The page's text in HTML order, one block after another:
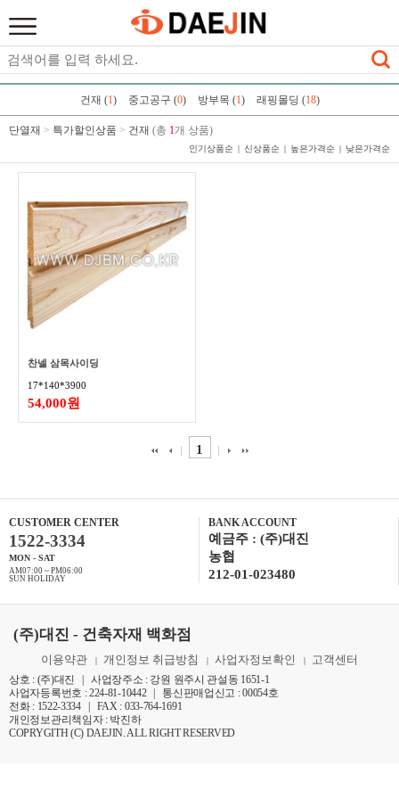
건재 (1) 중고공구 (0) 방부목 (1) 래핑몰딩 (18)
단열재 > 특가할인상품 > 건재 (총 1 개 상품)
인기상품순 신상품순 높은가격순 낮은가격순
찬넬 삼목사이딩
17*140*3900
54,000원
1
CUSTOMER CENTER
1522-3334
MON - SAT
AM07:00 ~ PM06:00
SUN HOLIDAY
BANK ACCOUNT
예금주 : (주)대진
농협
212-01-023480
(주)대진 - 건축자재 백화점
이용약관 | 개인정보 취급방침 | 사업자정보확인 | 고객센터
상호 : (주)대진 | 사업장주소 : 강원 원주시 관설동 1651-1
사업자등록번호 : 224-81-10442 | 통신판매업신고 : 00054호
전화 : 1522-3334 | FAX : 033-764-1691
개인정보관리책임자 : 박진하
COPRYGITH (C) DAEJIN. ALL RIGHT RESERVED